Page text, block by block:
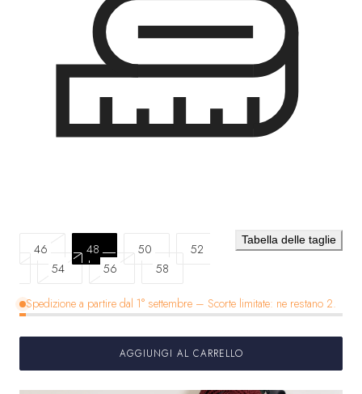
Tabella delle taglie
46
Variante
esaurita
non
48 50
52
Variante
o
54 Variante
o
56
Variante
o
58
Spedizione a partire dal 1° settembre – Scorte limitate: ne restano 2.
AGGIUNGI AL CARRELLO